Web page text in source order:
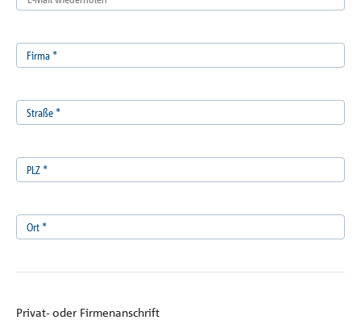
Firma *
Straße *
PLZ *
Ort *
Privat- oder Firmenanschrift